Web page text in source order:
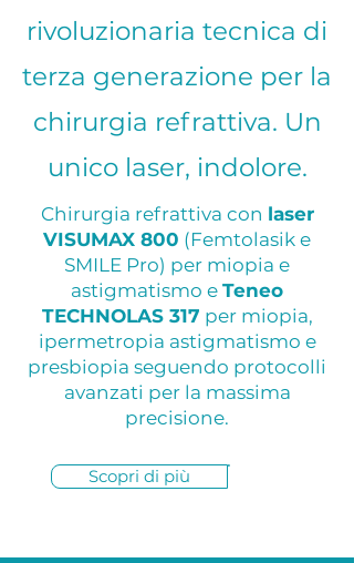
rivoluzionaria tecnica di
terza generazione per la
chirurgia refrattiva. Un
unico laser, indolore.
Chirurgia refrattiva con laser
VISUMAX 800 (Femtolasik e
SMILE Pro) per miopia e
astigmatismo e Teneo
TECHNOLAS 317 per miopia,
ipermetropia astigmatismo e
presbiopia seguendo protocolli
avanzati per la massima
precisione.
Scopri di più